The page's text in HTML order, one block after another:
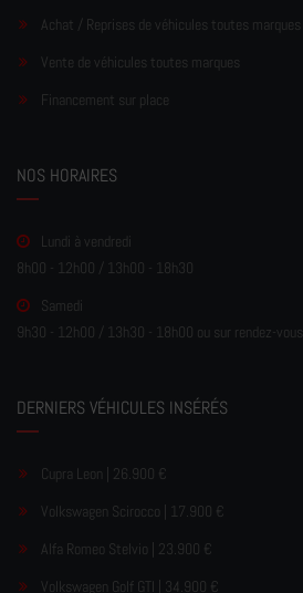
Achat / Reprises de véhicules toutes marques
Vente de véhicules toutes marques
Financement sur place
NOS HORAIRES
Lundi à vendredi
8h00 - 12h00 / 13h00 - 18h30
Samedi
9h30 - 12h00 / 13h30 - 18h00 ou sur rendez-vous
DERNIERS VÉHICULES INSÉRÉS
Cupra Leon | 26.900 €
Volkswagen Scirocco | 17.900 €
Alfa Romeo Stelvio | 23.900 €
Volkswagen Golf GTI | 34.900 €